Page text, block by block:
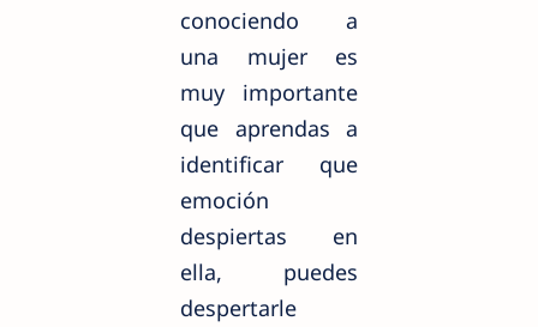
conociendo a
una mujer es
muy importante
que aprendas a
identificar que
emoción
despiertas en
ella, puedes
despertarle